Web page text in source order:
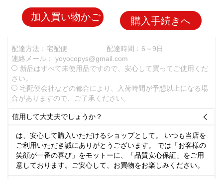
加入買い物かご 購入手続きへ
配達方法：宅配便
配達時間：6～9日
連絡メール： yoyocopys@gmail.com
新品はすべて未使用品ですので、安心して買ってご使用くだ
さい。
宅配便会社などの都合により、入荷時間が予想以上になる場
合がありますので、ご了承ください。
信用して大丈夫でしょうか？ 
は、安心して購入いただけるショップとして。 いつも当店を
ご利用いただき誠にありがとうございます。 では「お客様の
笑顔が一番の喜び」をモットーに、「品質安心保証」をご用
意しております。ご安心して、お買物をお楽しみください。